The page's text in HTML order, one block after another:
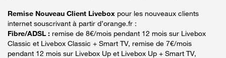
Remise Nouveau Client Livebox pour les nouveaux clients
internet souscrivant à partir d’orange.fr :
Fibre/ADSL : remise de 8€/mois pendant 12 mois sur Livebox
Classic et Livebox Classic + Smart TV, remise de 7€/mois
pendant 12 mois sur Livebox Up et Livebox Up + Smart TV,